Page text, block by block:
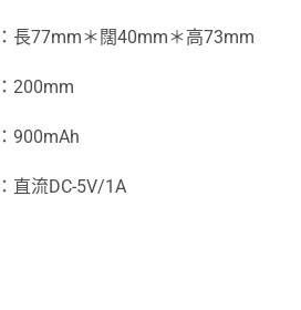
長77mm＊闊40mm＊高73mm
200mm
900mAh
直流DC-5V/1A